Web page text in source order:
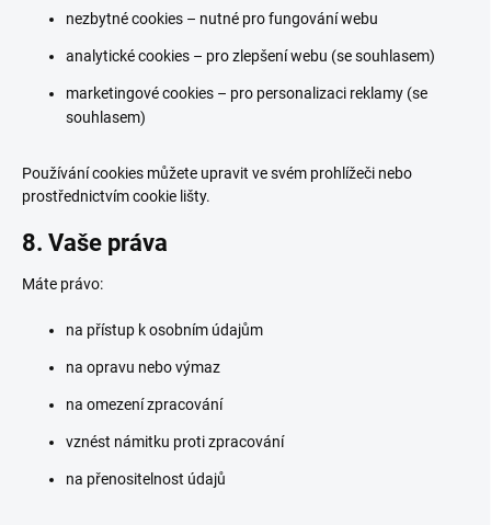
nezbytné cookies – nutné pro fungování webu
analytické cookies – pro zlepšení webu (se souhlasem)
marketingové cookies – pro personalizaci reklamy (se
souhlasem)
Používání cookies můžete upravit ve svém prohlížeči nebo
prostřednictvím cookie lišty.
8. Vaše práva
Máte právo:
na přístup k osobním údajům
na opravu nebo výmaz
na omezení zpracování
vznést námitku proti zpracování
na přenositelnost údajů